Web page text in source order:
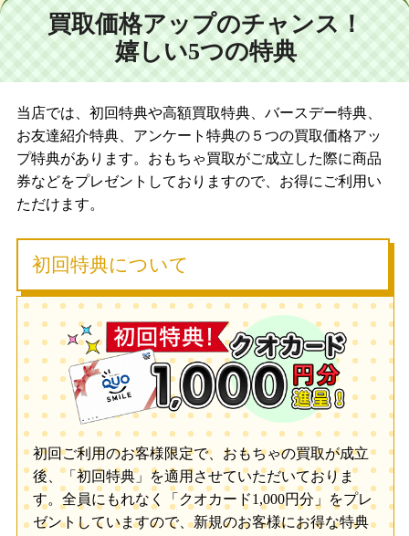
買取価格アップのチャンス！
嬉しい5つの特典
当店では、初回特典や高額買取特典、バースデー特典、
お友達紹介特典、アンケート特典の５つの買取価格アッ
プ特典があります。おもちゃ買取がご成立した際に商品
券などをプレゼントしておりますので、お得にご利用い
ただけます。
初回特典について
初回ご利用のお客様限定で、おもちゃの買取が成立
後、「初回特典」を適用させていただいておりま
す。全員にもれなく「クオカード1,000円分」をプレ
ゼントしていますので、新規のお客様にお得な特典